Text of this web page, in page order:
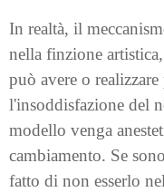
In realtà, il
nella finzione
può avere o
l'insoddisfazione del
modello venga
cambiamento. Se
fatto di non esserlo